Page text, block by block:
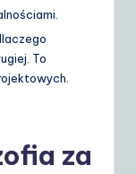
To
za